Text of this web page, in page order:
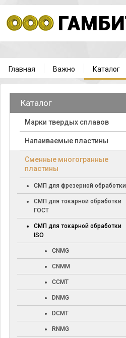
Главная Важно Каталог
Каталог
Марки твердых сплавов
Напаиваемые пластины
Cменные многогранные
пластины
СМП для фрезерной обработки
СМП для токарной обработки
ГОСТ
СМП для токарной обработки
ISO
CNMG
CNMM
CCMT
DNMG
DCMT
RNMG